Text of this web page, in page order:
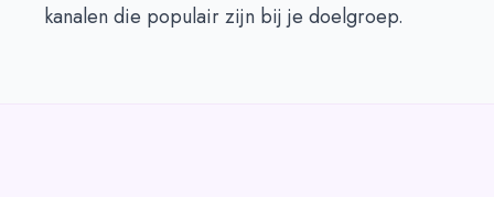
kanalen die populair zijn bij je doelgroep.